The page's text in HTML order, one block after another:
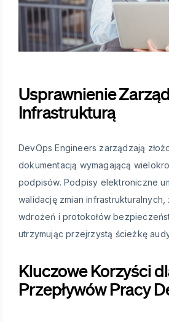
Usprawnienie
Infrastrukturą
DevOps Engineers zarządzają
dokumentacją wymagającą
podpisów. Podpisy elektroniczne
walidację zmian
wdrożeń i protokołów
utrzymując przejrzystą ścieżkę
Kluczowe Korzyści
Przepływów Pracy